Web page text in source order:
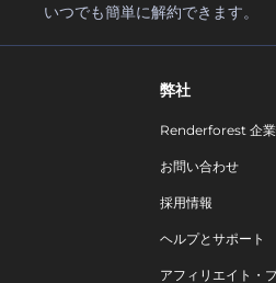
いつでも簡単に解約できます。
弊社
Renderforest 企
お問い合わせ
採用情報
ヘルプとサポート
アフィリエイト・